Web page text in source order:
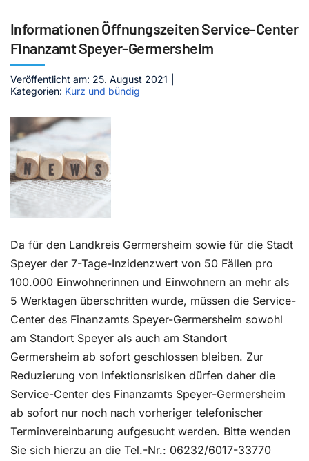
Mediathek
Jetzt abonnieren
Kontakt
Informationen Öffnungszeiten Service-Center
Finanzamt Speyer-Germersheim
Veröffentlicht am: 25. August 2021
Kategorien: Kurz und bündig
Da für den Landkreis Germersheim sowie für die Stadt
Speyer der 7-Tage-Inzidenzwert von 50 Fällen pro
100.000 Einwohnerinnen und Einwohnern an mehr als
5 Werktagen überschritten wurde, müssen die Service-
Center des Finanzamts Speyer-Germersheim sowohl
am Standort Speyer als auch am Standort
Germersheim ab sofort geschlossen bleiben. Zur
Reduzierung von Infektionsrisiken dürfen daher die
Service-Center des Finanzamts Speyer-Germersheim
ab sofort nur noch nach vorheriger telefonischer
Terminvereinbarung aufgesucht werden. Bitte wenden
Sie sich hierzu an die Tel.-Nr.: 06232/6017-33770